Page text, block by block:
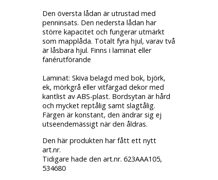
Den översta lådan är utrustad med
penninsats. Den nedersta lådan har
större kapacitet och fungerar utmärkt
som mapplåda. Totalt fyra hjul, varav två
är låsbara hjul. Finns i laminat eller
fanérutförande
Laminat: Skiva belagd med bok, björk,
ek, mörkgrå eller vitfärgad dekor med
kantlist av ABS-plast. Bordsytan är hård
och mycket reptålig samt slagtålig.
Färgen är konstant, den ändrar sig ej
utseendemässigt när den åldras.
Den här produkten har fått ett nytt
art.nr.
Tidigare hade den art.nr. 623AAA105,
534680